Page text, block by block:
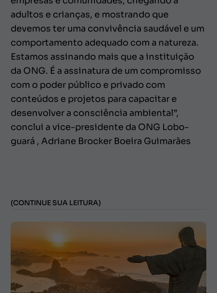
adultos e crianças, e mostrando que
devemos ter uma convivência saudável e um
comportamento adequado com a natureza.
Estamos assinando mais que a instituição
da ONG. É a assinatura de um compromisso
com o poder público e privado com
conteúdos e projetos para capacitar e
desenvolver a consciência ambiental”,
conclui a vice-presidente da ONG Lobo-
guará , Adriane Brocker Boeira Guimarães
(CONTINUE SUA LEITURA)